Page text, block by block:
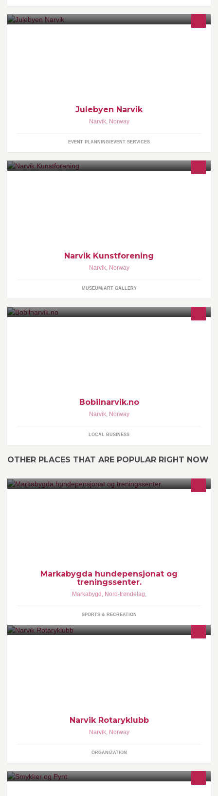
Julebyen Narvik
Narvik, Norway
EVENT PLANNING/EVENT SERVICES
Narvik Kunstforening
Narvik, Norway
MUSEUM/ART GALLERY
Bobilnarvik.no
Narvik, Norway
LOCAL BUSINESS
OTHER PLACES THAT ARE POPULAR RIGHT NOW
Markabygda hundepensjonat og
treningssenter.
Markabygd, Nord-trøndelag,
SPORTS & RECREATION
Narvik Rotaryklubb
Narvik, Norway
ORGANIZATION